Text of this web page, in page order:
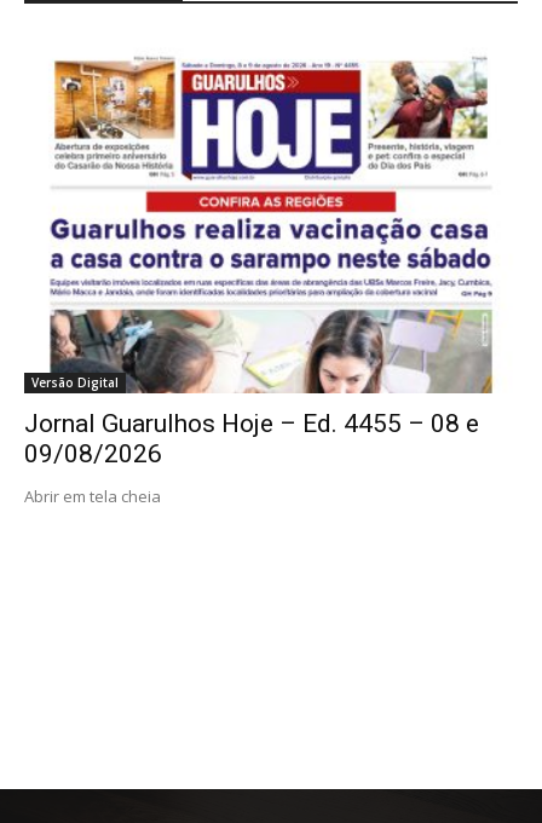
Versão Digital
Jornal Guarulhos Hoje – Ed. 4455 – 08 e
09/08/2026
Abrir em tela cheia